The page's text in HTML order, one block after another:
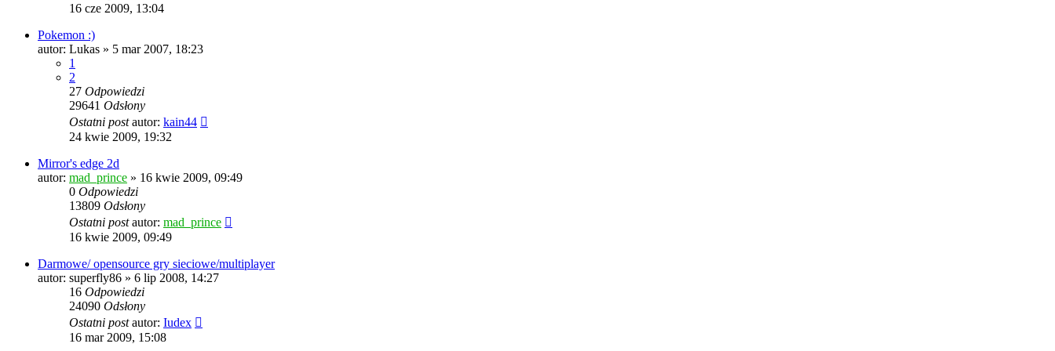
16 cze 2009, 13:04
Pokemon :)
autor: Lukas » 5 mar 2007, 18:23
1
2
27 Odpowiedzi
29641 Odsłony
Ostatni postautor: kain44
24 kwie 2009, 19:32
Mirror's edge 2d
autor: mad_prince » 16 kwie 2009, 09:49
0 Odpowiedzi
13809 Odsłony
Ostatni postautor: mad_prince
16 kwie 2009, 09:49
Darmowe/ opensource gry sieciowe/multiplayer
autor: superfly86 » 6 lip 2008, 14:27
16 Odpowiedzi
24090 Odsłony
Ostatni postautor: Iudex
16 mar 2009, 15:08